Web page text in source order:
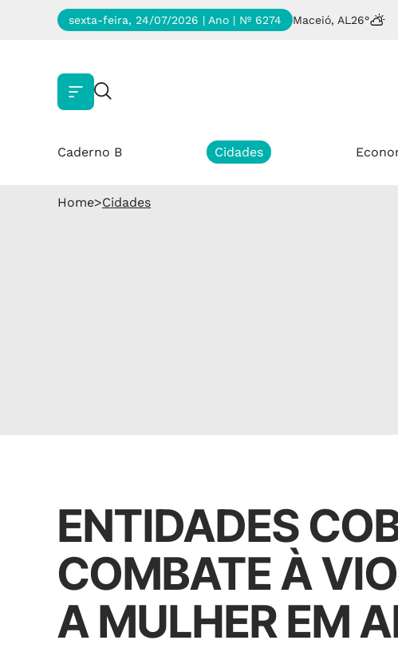
sexta-feira, 24/07/2026 | Ano | Nº 6274 Maceió, AL 26°
Caderno B Cidades
Home>Cidades
ENTIDADES
COMBATE À
A MULHER EM